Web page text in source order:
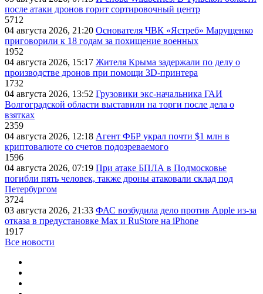
после атаки дронов горит сортировочный центр
5712
04 августа 2026, 21:20 Основателя ЧВК «Ястреб» Марущенко
приговорили к 18 годам за похищение военных
1952
04 августа 2026, 15:17 Жителя Крыма задержали по делу о
производстве дронов при помощи 3D‑принтера
1732
04 августа 2026, 13:52 Грузовики экс-начальника ГАИ
Волгоградской области выставили на торги после дела о
взятках
2359
04 августа 2026, 12:18 Агент ФБР украл почти $1 млн в
криптовалюте со счетов подозреваемого
1596
04 августа 2026, 07:19 При атаке БПЛА в Подмосковье
погибли пять человек, также дроны атаковали склад под
Петербургом
3724
03 августа 2026, 21:33 ФАС возбудила дело против Apple из-за
отказа в предустановке Max и RuStore на iPhone
1917
Все новости